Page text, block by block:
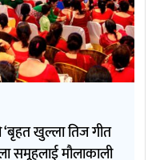
खुल्ला तिज गीत
समूहलाई मौलाकाली